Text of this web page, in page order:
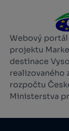
Webový
projektu
destinace
realizovaného
rozpočtu
Ministerstva